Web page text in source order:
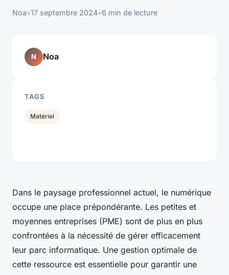
Noa•17 septembre 2024•6 min de lecture
Dans le paysage professionnel actuel, le numérique
occupe une place prépondérante. Les petites et
moyennes entreprises (PME) sont de plus en plus
confrontées à la nécessité de gérer efficacement
leur parc informatique. Une gestion optimale de
cette ressource est essentielle pour garantir une
N Noa
TAGS
Matériel